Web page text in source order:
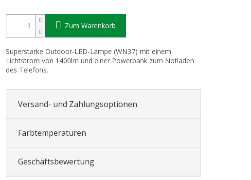
Zum Warenkorb
Superstarke Outdoor-LED-Lampe (WN37) mit einem
Lichtstrom von 1400lm und einer Powerbank zum Notladen
des Telefons.
Versand- und Zahlungsoptionen
Farbtemperaturen
Geschäftsbewertung